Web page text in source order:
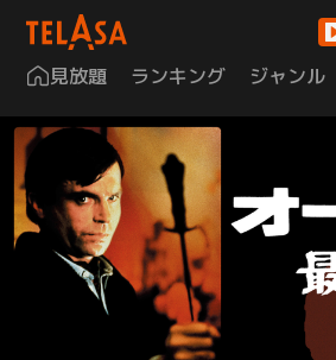
見放題 ランキング ジャンル